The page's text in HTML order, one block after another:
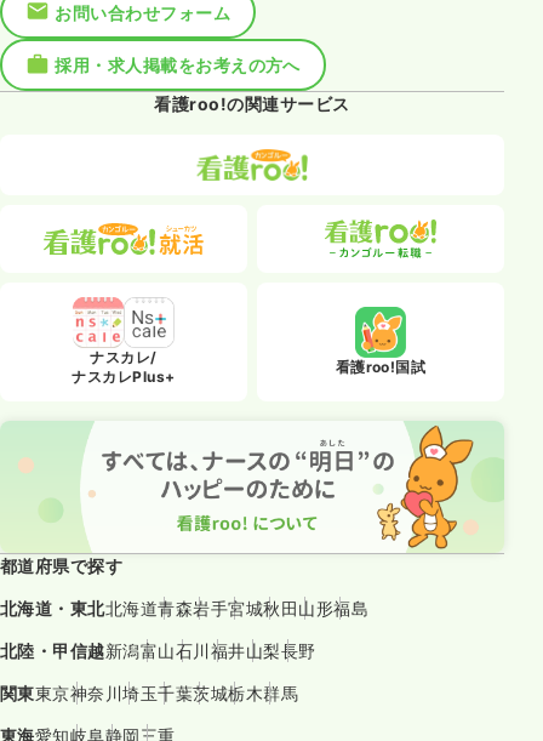
お問い合わせフォーム
採用・求人掲載をお考えの方へ
看護roo!の関連サービス
ナスカレ/
ナスカレPlus+
看護roo!国試
都道府県で探す
北海道・東北北海道青森岩手宮城秋田山形福島
北陸・甲信越新潟富山石川福井山梨長野
関東東京神奈川埼玉千葉茨城栃木群馬
東海愛知岐阜静岡三重